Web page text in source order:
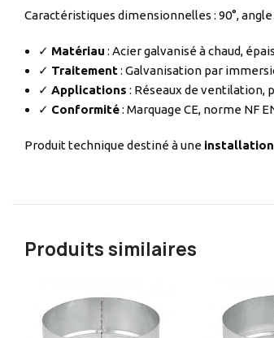
Caractéristiques dimensionnelles : 90°, angle
✓ Matériau : Acier galvanisé à chaud,
✓ Traitement: Galvanisation par
✓ Applications : Réseaux de ventilation,
✓ Conformité: Marquage CE, norme NF
Produit technique destiné à une
Produits similaires